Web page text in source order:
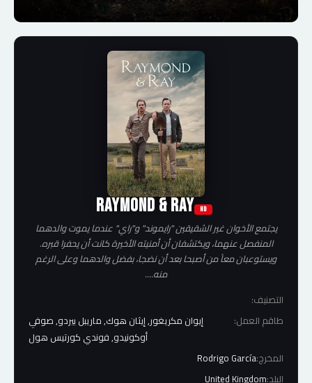
HD
Raymond & Ray
يجتمع الأخوان غير الشقيقين "رايموند" و"راي" عندما يموت والدهما
المنفصل عنهما، ويكتشفان أن أمنيته الأخيرة كانت أن يحفرا قبره.
ويستوعبان معاً من أصبحا بعد أن نضجا، بفضل والدهما وعلى الرغم
منه....
التصنيف:
طاقم العمل:
إيوان مكريغور, إيثان هوك, ماريبل بيردو, صوفي
أوكونيدو, فوندي كورتيس هول
المخرج:Rodrigo García
البلد:United Kingdom